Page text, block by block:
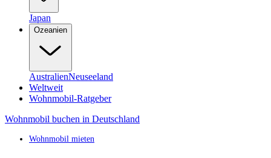
Japan
Ozeanien
AustralienNeuseeland
Weltweit
Wohnmobil-Ratgeber
Wohnmobil buchen in Deutschland
Wohnmobil mieten